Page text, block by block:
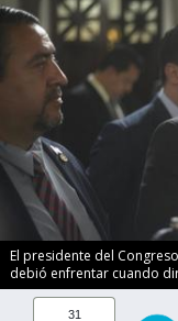
El presidente del
debió enfrentar cuando
31